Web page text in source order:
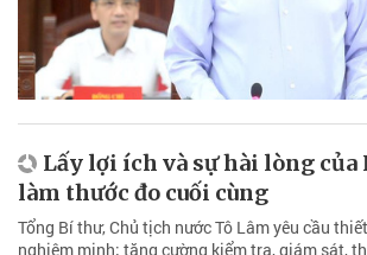
Lấy lợi ích và sự hài lòng của
làm thước đo cuối cùng
Tổng Bí thư, Chủ tịch nước Tô Lâm yêu cầu
nghiêm minh; tăng cường kiểm tra, giám sát,